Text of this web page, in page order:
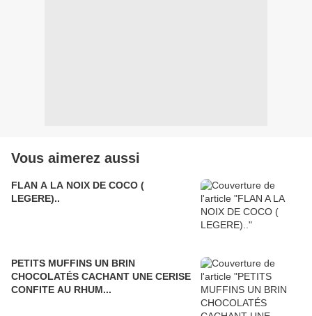
Vous aimerez aussi
FLAN A LA NOIX DE COCO (
LEGERE)..
PETITS MUFFINS UN BRIN
CHOCOLATÉS CACHANT UNE CERISE
CONFITE AU RHUM...